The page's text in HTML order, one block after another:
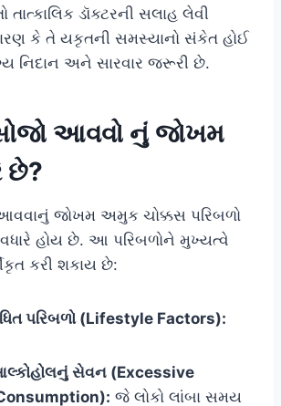
ડૉક્ટરની સલાહ લેવી
કે તે યકૃતની સમસ્યાનો સંકેત હોઈ
નિદાન અને સારવાર જરૂરી છે.
આવવો નું જોખમ
છે?
જોખમ અમુક ચોક્કસ પરિબળો
વધારે હોય છે. આ પરિબળોને મુખ્યત્વે
કરી શકાય છે:
પરિબળો (Lifestyle Factors):
સેવન (Excessive
જે લોકો લાંબા સમય